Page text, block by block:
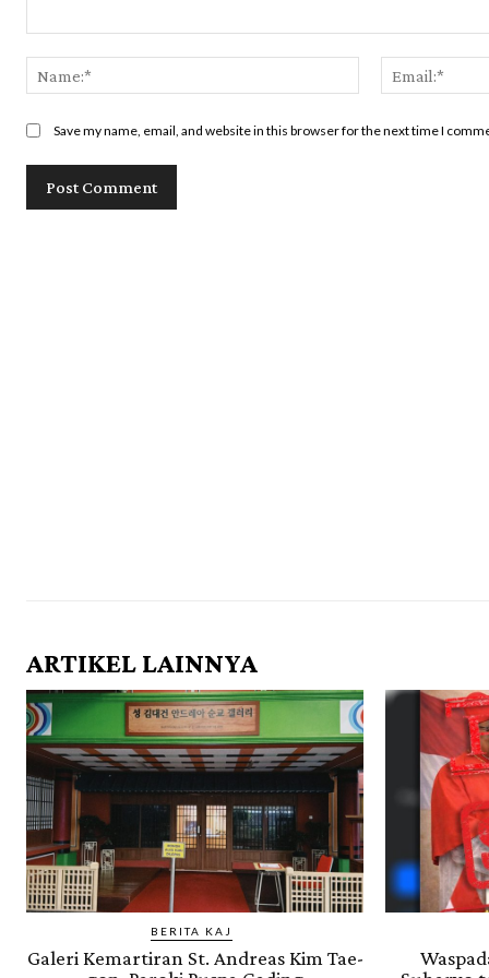
Save my name, email, and website in this browser for the next time I
ARTIKEL LAINNYA
BERITA KAJ
Galeri Kemartiran St. Andreas Kim Tae-